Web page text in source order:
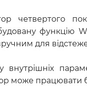
четвертого
функцію
для
може працювати